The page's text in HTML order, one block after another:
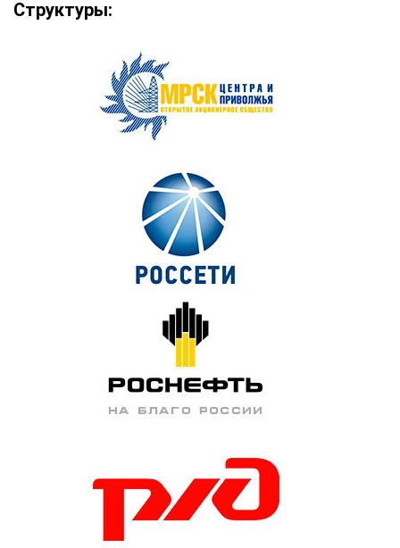
Структуры: